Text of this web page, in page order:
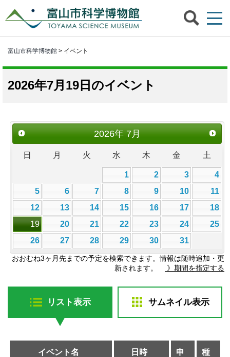
富山市科学博物館 > イベント
2026年7月19日のイベント
2026年7月
日 月 火 水 木 金 土
1 2 3
4
5
6 7 8 9 10
11
12
13 14 15 16 17
18
19
20 21 22 23 24
25
26
27 28 29 30 31
おおむね3ヶ月先までの予定を検索できます。情報は随時追加・更
新されます。
》期間を指定する
リスト表示 サムネイル表示
イベント名 日時
申
種